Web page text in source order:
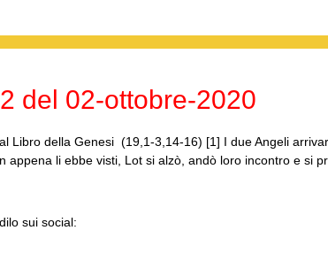
del 02-ottobre-2020
della Genesi (19,1-3,14-16) [1] I due Angeli
appena li ebbe visti, Lot si alzò, andò loro incontro e si
sui social: